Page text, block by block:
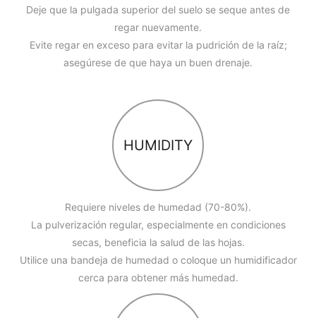
Deje que la pulgada superior del suelo se seque antes de
regar nuevamente.
Evite regar en exceso para evitar la pudrición de la raíz;
asegúrese de que haya un buen drenaje.
HUMIDITY
Requiere niveles de humedad (70-80%).
La pulverización regular, especialmente en condiciones
secas, beneficia la salud de las hojas.
Utilice una bandeja de humedad o coloque un humidificador
cerca para obtener más humedad.